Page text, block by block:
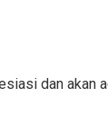
dan akan